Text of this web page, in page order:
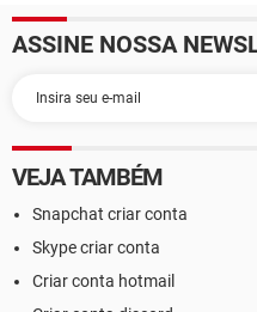
ASSINE NOSSA
VEJA TAMBÉM
Snapchat criar conta
Skype criar conta
Criar conta hotmail